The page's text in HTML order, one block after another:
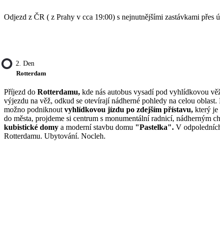
Odjezd z ČR ( z Prahy v cca 19:00) s nejnutnějšími zastávkami přes
2. Den
Rotterdam
Příjezd do Rotterdamu, kde nás autobus vysadí pod vyhlídkovou
výjezdu na věž, odkud se otevírají nádherné pohledy na celou
možno podniknout vyhlídkovou jízdu po zdejším přístavu, který je
do města, projdeme si centrum s monumentální radnicí, nádherným
kubistické domy a moderní stavbu domu "Pastelka". V
Rotterdamu. Ubytování. Nocleh.